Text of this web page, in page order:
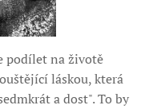
podílet na životě
láskou, která
a dost". To by